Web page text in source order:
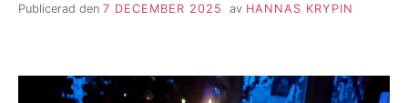
Publicerad den 7 DECEMBER 2025 av HANNAS KRYPIN